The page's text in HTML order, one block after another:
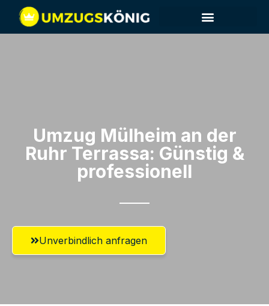
Umzug Mülheim an der
Ruhr​ Terrassa: Günstig &
professionell​
Unverbindlich anfragen